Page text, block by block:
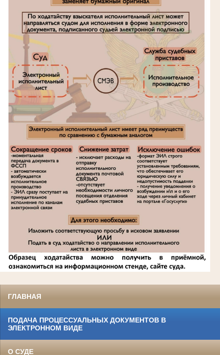
ГЛАВНАЯ
ПОДАЧА ПРОЦЕССУАЛЬНЫХ ДОКУМЕНТОВ В
ЭЛЕКТРОННОМ ВИДЕ
О СУДЕ